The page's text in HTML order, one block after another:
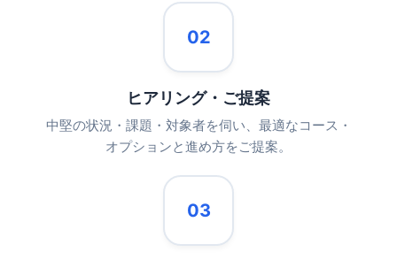
02
ヒアリング・ご提案
中堅の状況・課題・対象者を伺い、最適なコース・
オプションと進め方をご提案。
03